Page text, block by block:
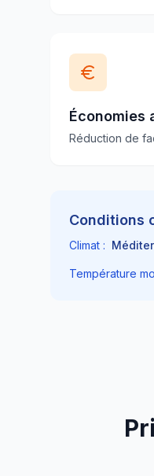
Économies
Réduction de
Conditions
Climat :
Température